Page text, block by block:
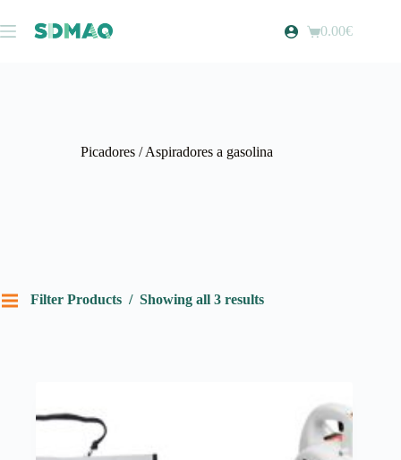
para
o
Carrinho
0.00€
Picadores / Aspiradores a gasolina
Filter Products Showing all 3 results